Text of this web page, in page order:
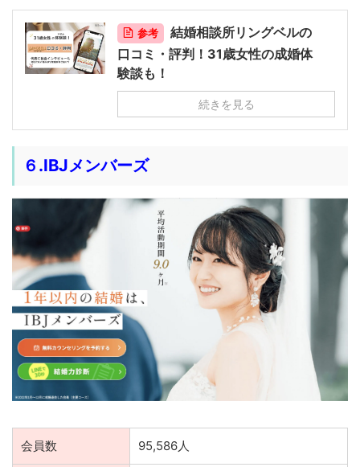
参考
結婚相談所リングベルの
口コミ・評判！31歳女性の成婚体
験談も！
続きを見る
６.IBJメンバーズ
会員数 95,586人